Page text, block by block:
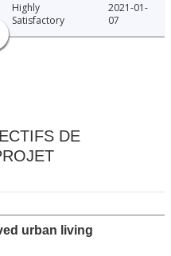
Highly
Satisfactory
2021-01-
07
DE
urban living